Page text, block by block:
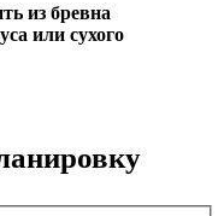
из бревна
или сухого